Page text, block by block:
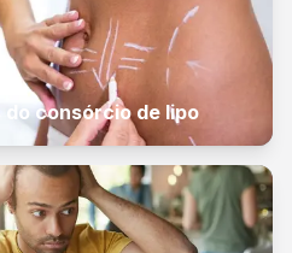
consórcio de lipo